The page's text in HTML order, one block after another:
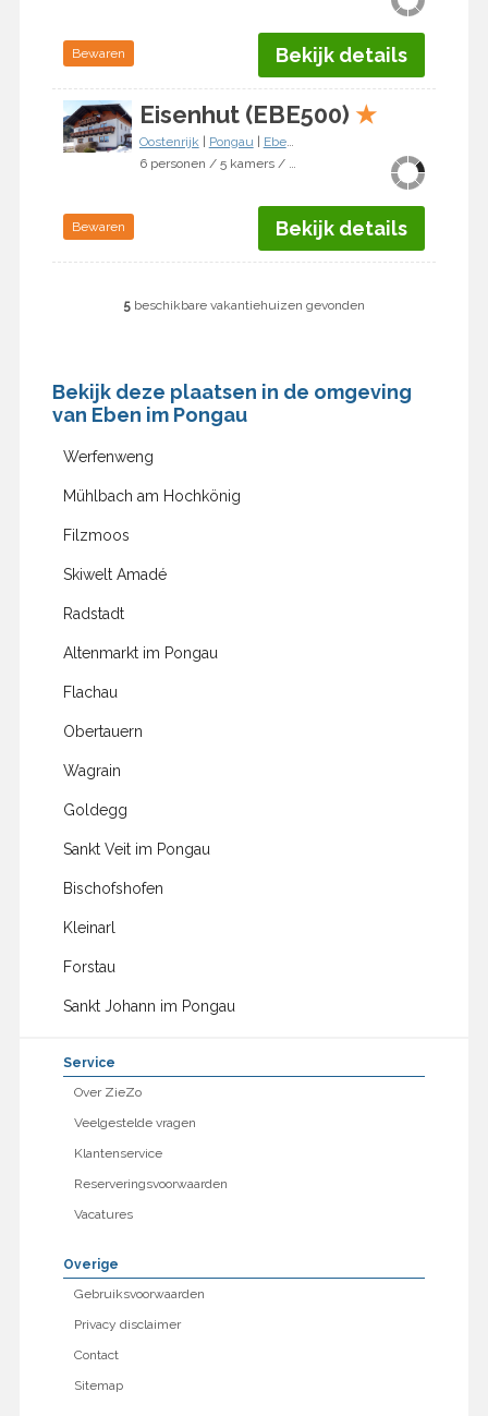
Bewaren Bekijk details
Eisenhut (EBE500) ★
Oostenrijk Pongau
Eben im Pongau
6 personen / 5 kamers / 4 slaapkamers
Bewaren Bekijk details
5beschikbare vakantiehuizen gevonden
Bekijk deze plaatsen in de omgeving
van Eben im Pongau
Werfenweng
Mühlbach am Hochkönig
Filzmoos
Skiwelt Amadé
Radstadt
Altenmarkt im Pongau
Flachau
Obertauern
Wagrain
Goldegg
Sankt Veit im Pongau
Bischofshofen
Kleinarl
Forstau
Sankt Johann im Pongau
Service
Over ZieZo
Veelgestelde vragen
Klantenservice
Reserveringsvoorwaarden
Vacatures
Overige
Gebruiksvoorwaarden
Privacy disclaimer
Contact
Sitemap